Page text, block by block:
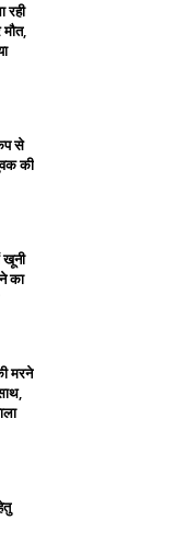
रही
से
की
खूनी
का
मरने